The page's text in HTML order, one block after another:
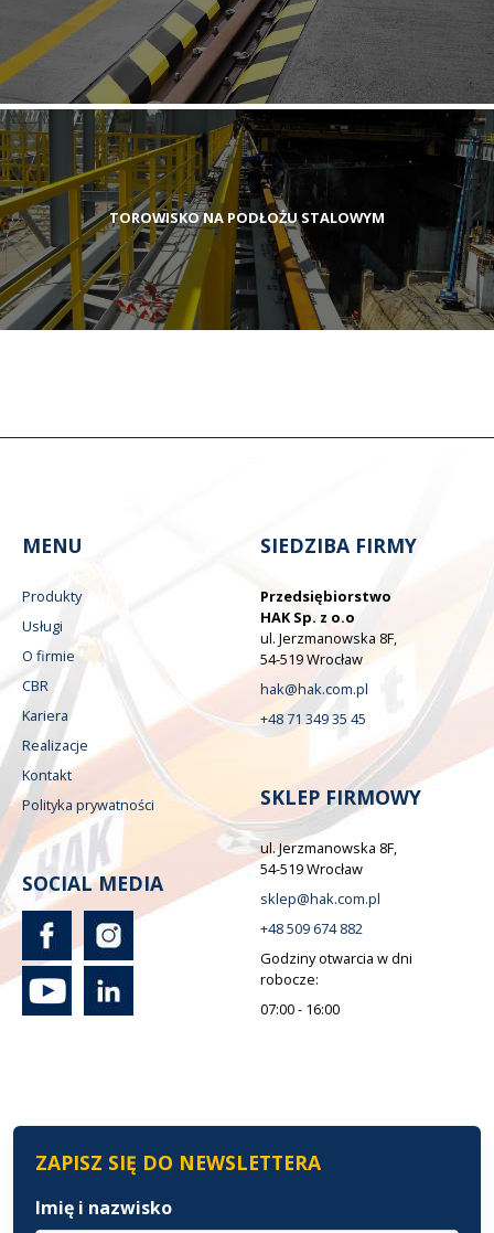
TOROWISKO NA PODŁOŻU STALOWYM
MENU
Produkty
Usługi
O firmie
CBR
Kariera
Realizacje
Kontakt
Polityka prywatności
SOCIAL MEDIA
SIEDZIBA FIRMY
Przedsiębiorstwo
HAK Sp. z o.o
ul. Jerzmanowska 8F,
54-519 Wrocław
hak@hak.com.pl
+48 71 349 35 45
SKLEP FIRMOWY
ul. Jerzmanowska 8F,
54-519 Wrocław
sklep@hak.com.pl
+48 509 674 882
Godziny otwarcia w dni
robocze:
07:00 - 16:00
ZAPISZ SIĘ DO NEWSLETTERA
Imię i nazwisko